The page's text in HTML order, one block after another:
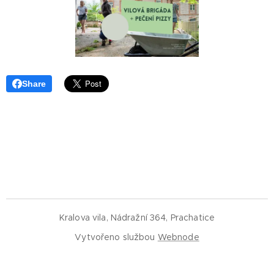
Share
Kralova vila, Nádražní 364, Prachatice
Vytvořeno službou Webnode